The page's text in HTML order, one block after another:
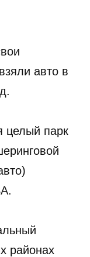
авто в
целый парк
районах